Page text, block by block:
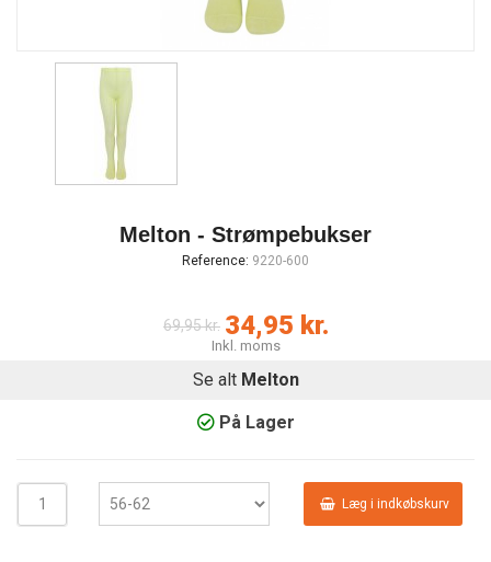
Melton - Strømpebukser
Reference: 9220-600
69,95 kr. 34,95 kr.
Inkl. moms
Se alt Melton
På Lager
Læg i indkøbskurv